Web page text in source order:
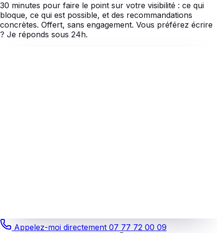
30 minutes pour faire le point sur votre visibilité : ce qui
bloque, ce qui est possible, et des recommandations
concrètes. Offert, sans engagement. Vous préférez écrire
? Je réponds sous 24h.
Appelez-moi directement 07 77 72 00 09